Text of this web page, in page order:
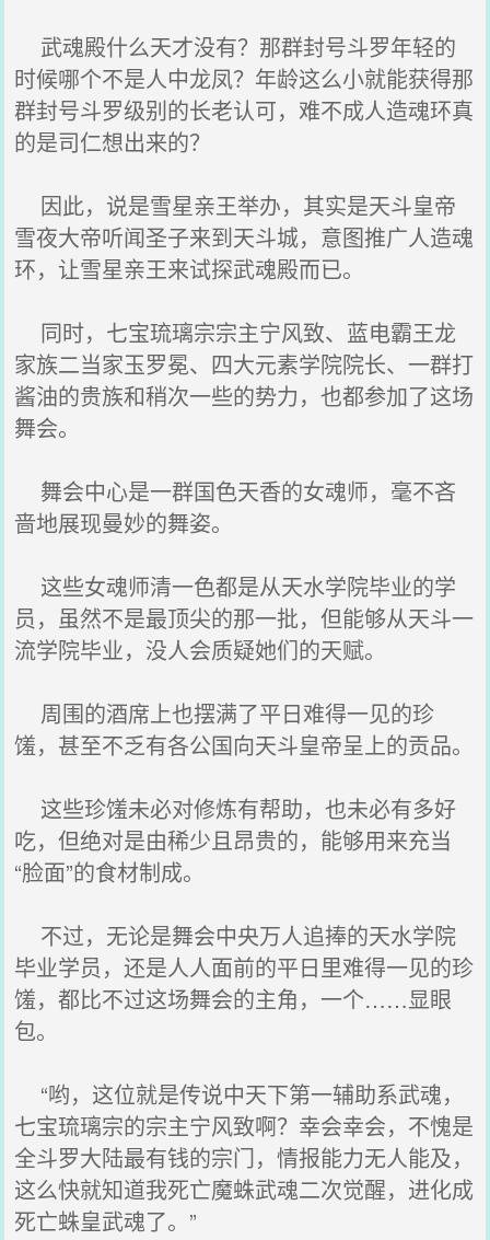
武魂殿什么天才没有？那群封号斗罗年轻的
时候哪个不是人中龙凤？年龄这么小就能获得那
群封号斗罗级别的长老认可，难不成人造魂环真
的是司仁想出来的？
因此，说是雪星亲王举办，其实是天斗皇帝
雪夜大帝听闻圣子来到天斗城，意图推广人造魂
环，让雪星亲王来试探武魂殿而已。
同时，七宝琉璃宗宗主宁风致、蓝电霸王龙
家族二当家玉罗冕、四大元素学院院长、一群打
酱油的贵族和稍次一些的势力，也都参加了这场
舞会。
舞会中心是一群国色天香的女魂师，毫不吝
啬地展现曼妙的舞姿。
这些女魂师清一色都是从天水学院毕业的学
员，虽然不是最顶尖的那一批，但能够从天斗一
流学院毕业，没人会质疑她们的天赋。
周围的酒席上也摆满了平日难得一见的珍
馐，甚至不乏有各公国向天斗皇帝呈上的贡品。
这些珍馐未必对修炼有帮助，也未必有多好
吃，但绝对是由稀少且昂贵的，能够用来充当
“脸面”的食材制成。
不过，无论是舞会中央万人追捧的天水学院
毕业学员，还是人人面前的平日里难得一见的珍
馐，都比不过这场舞会的主角，一个……显眼
包。
“哟，这位就是传说中天下第一辅助系武魂，
七宝琉璃宗的宗主宁风致啊？幸会幸会，不愧是
全斗罗大陆最有钱的宗门，情报能力无人能及，
这么快就知道我死亡魔蛛武魂二次觉醒，进化成
死亡蛛皇武魂了。”